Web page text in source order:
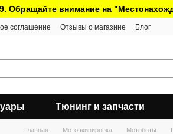
Обращайте внимание на
соглашение Отзывы о магазине Блог
Тюнинг и запчасти
Главная Мотоэкипировка Мотоботы